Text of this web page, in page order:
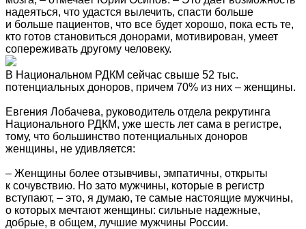
надеяться, что удастся вылечить, спасти больше
и больше пациентов, что все будет хорошо, пока есть те,
кто готов становиться донорами, мотивирован, умеет
сопереживать другому человеку.
В Национальном РДКМ сейчас свыше 52 тыс.
потенциальных доноров, причем 70% из них – женщины.
Евгения Лобачева, руководитель отдела рекрутинга
Национального РДКМ, уже шесть лет сама в регистре,
тому, что большинство потенциальных доноров
женщины, не удивляется:
– Женщины более отзывчивы, эмпатичны, открыты
к сочувствию. Но зато мужчины, которые в регистр
вступают, – это, я думаю, те самые настоящие мужчины,
о которых мечтают женщины: сильные надежные,
добрые, в общем, лучшие мужчины России.